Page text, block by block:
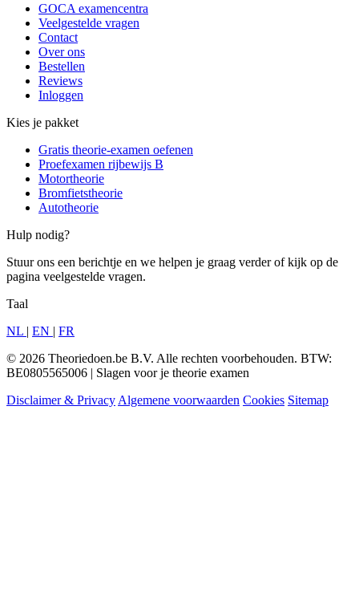
GOCA examencentra
Veelgestelde vragen
Contact
Over ons
Bestellen
Reviews
Inloggen
Kies je pakket
Gratis theorie-examen oefenen
Proefexamen rijbewijs B
Motortheorie
Bromfietstheorie
Autotheorie
Hulp nodig?
Stuur ons een berichtje en we helpen je graag verder of kijk op de
pagina veelgestelde vragen.
Taal
NL | EN | FR
© 2026 Theoriedoen.be B.V. Alle rechten voorbehouden. BTW:
BE0805565006 | Slagen voor je theorie examen
Disclaimer & Privacy Algemene voorwaarden Cookies Sitemap